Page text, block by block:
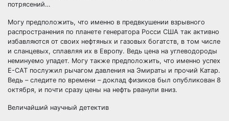
потрясений…
Могу предположить, что именно в предвкушении взрывного
распространения по планете генератора Росси США так активно
избавляются от своих нефтяных и газовых богатств, в том числе
и сланцевых, сплавляя их в Европу. Ведь цена на углеводороды
неминуемо упадет. Могу также предположить, что именно успех
Е-САТ послужил рычагом давления на Эмираты и прочий Катар.
Ведь – следите по времени – доклад физиков был опубликован 8
октября, и почти сразу цены на нефть рванули вниз.
Величайший научный детектив